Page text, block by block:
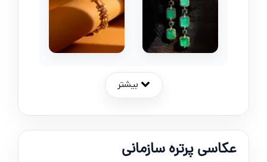
بیشتر
عکاسی پرتره سازمانی